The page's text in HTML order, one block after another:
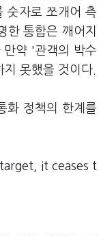
숫자로 쪼개어 측
한 통합은 깨어지
만약 '관객의 박수
못했을 것이다.
화 정책의 한계를
target, it ceases t